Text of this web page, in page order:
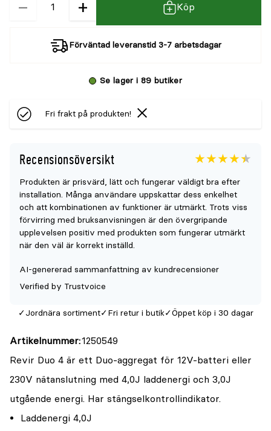
av
−
Kvantitet + Köp
Förväntad leveranstid 3-7 arbetsdagar
Se lager i 89 butiker
Fri frakt på produkten!
Recensionsöversikt
Betyget
för
denna
produkt
är
av
4.4
5
Produkten är prisvärd, lätt och fungerar väldigt bra efter
installation. Många användare uppskattar dess enkelhet
och att kombinationen av funktioner är utmärkt. Trots viss
förvirring med bruksanvisningen är den övergripande
upplevelsen positiv med produkten som fungerar utmärkt
när den väl är korrekt inställd.
AI-genererad sammanfattning av kundrecensioner
Verified by Trustvoice
Jordnära sortiment Fri retur i butik Öppet köp i 30 dagar
Artikelnummer 1250549
Revir Duo 4 är ett Duo-aggregat för 12V-batteri eller
230V nätanslutning med 4,0J laddenergi och 3,0J
utgående energi. Har stängselkontrollindikator.
Laddenergi 4,0J